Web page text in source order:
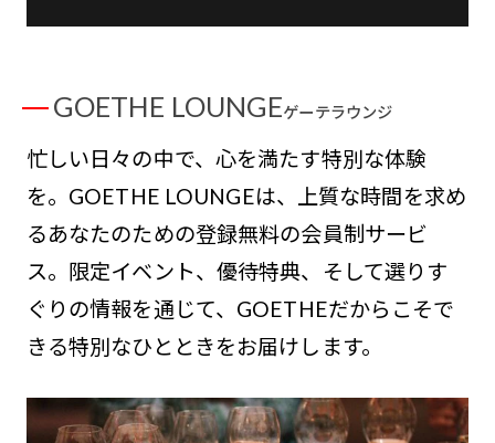
GOETHE LOUNGEゲーテラウンジ
忙しい日々の中で、心を満たす特別な体験
を。GOETHE LOUNGEは、上質な時間を求め
るあなたのための登録無料の会員制サービ
ス。限定イベント、優待特典、そして選りす
ぐりの情報を通じて、GOETHEだからこそで
きる特別なひとときをお届けします。